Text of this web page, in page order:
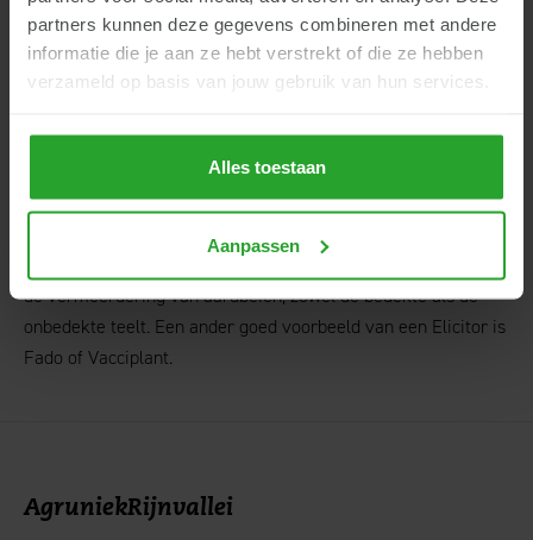
partners kunnen deze gegevens combineren met andere
informatie die je aan ze hebt verstrekt of die ze hebben
verzameld op basis van jouw gebruik van hun services.
Alles toestaan
Aanpassen
Benevia
Is nu ook voor de bedekte aardbeienteelt toegelaten. Een van
de betere middelen tegen de Suzuki fruitvlieg, maar ook goed
Inssimo
de vermeerdering van aardbeien, zowel de bedekte als de
onbedekte teelt. Een ander goed voorbeeld van een Elicitor is
Fado of Vacciplant.
AgruniekRijnvallei